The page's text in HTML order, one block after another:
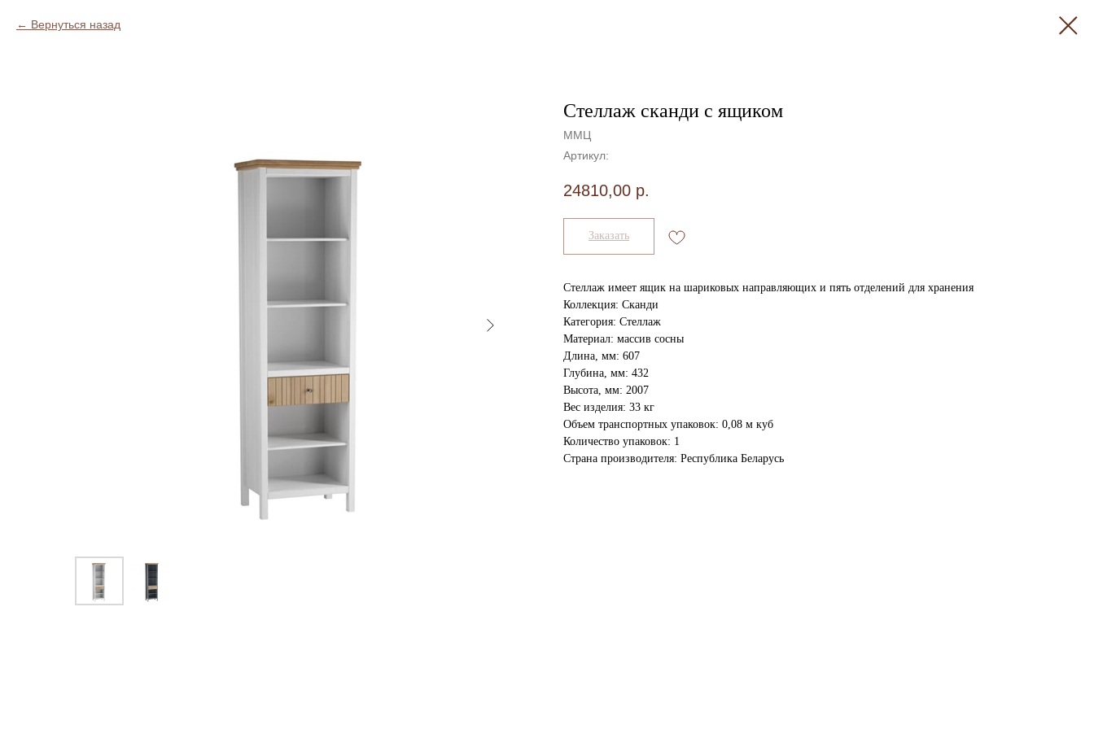
Вернуться назад
Стеллаж сканди с ящиком
ММЦ
Артикул:
24810,00 р.
Заказать
Стеллаж имеет ящик на шариковых направляющих и пять отделений для хранения
Коллекция: Сканди
Категория: Стеллаж
Материал: массив сосны
Длина, мм: 607
Глубина, мм: 432
Высота, мм: 2007
Вес изделия: 33 кг
Объем транспортных упаковок: 0,08 м куб
Количество упаковок: 1
Страна производителя: Республика Беларусь